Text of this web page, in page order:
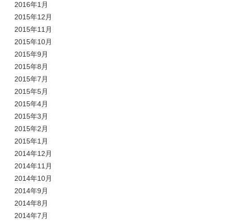
2016年1月
2015年12月
2015年11月
2015年10月
2015年9月
2015年8月
2015年7月
2015年5月
2015年4月
2015年3月
2015年2月
2015年1月
2014年12月
2014年11月
2014年10月
2014年9月
2014年8月
2014年7月